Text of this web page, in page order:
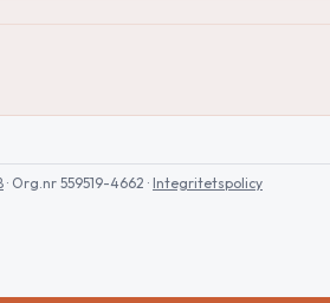
· Org.nr 559519-4662 · Integritetspolicy